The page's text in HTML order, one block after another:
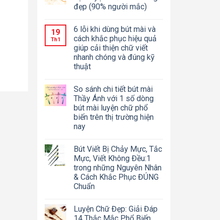
đẹp (90% người mắc)
19
Th1
6 lỗi khi dùng bút mài và
cách khắc phục hiệu quả
giúp cải thiện chữ viết
nhanh chóng và đúng kỹ
thuật
So sánh chi tiết bút mài
Thầy Ánh với 1 số dòng
bút mài luyện chữ phổ
biến trên thị trường hiện
nay
Bút Viết Bị Chảy Mực, Tắc
Mực, Viết Không Đều:1
trong những Nguyên Nhân
& Cách Khắc Phục ĐÚNG
Chuẩn
Luyện Chữ Đẹp: Giải Đáp